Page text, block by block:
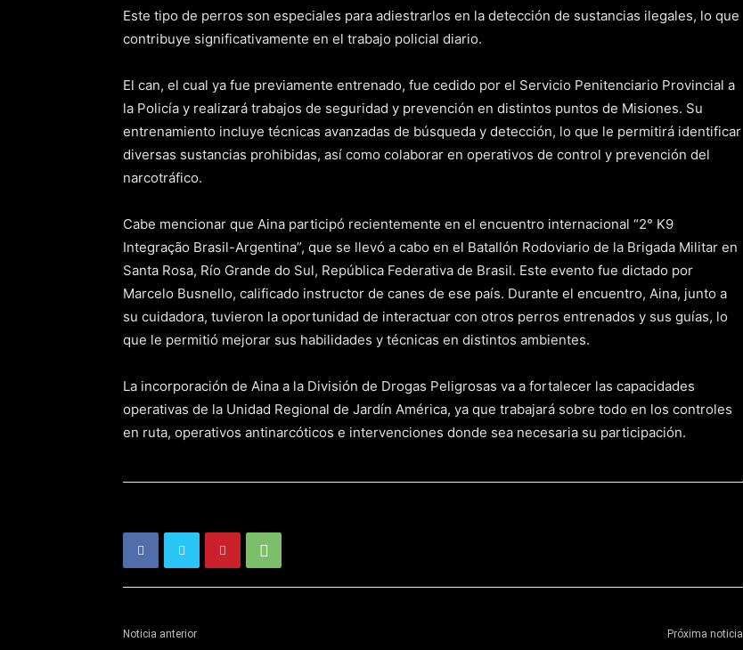
Este tipo de perros son especiales para adiestrarlos en la detección de sustancias ilegales, lo que
contribuye significativamente en el trabajo policial diario.
El can, el cual ya fue previamente entrenado, fue cedido por el Servicio Penitenciario Provincial a
la Policía y realizará trabajos de seguridad y prevención en distintos puntos de Misiones. Su
entrenamiento incluye técnicas avanzadas de búsqueda y detección, lo que le permitirá identificar
diversas sustancias prohibidas, así como colaborar en operativos de control y prevención del
narcotráfico.
Cabe mencionar que Aina participó recientemente en el encuentro internacional “2° K9
Integração Brasil-Argentina”, que se llevó a cabo en el Batallón Rodoviario de la Brigada Militar en
Santa Rosa, Río Grande do Sul, República Federativa de Brasil. Este evento fue dictado por
Marcelo Busnello, calificado instructor de canes de ese país. Durante el encuentro, Aina, junto a
su cuidadora, tuvieron la oportunidad de interactuar con otros perros entrenados y sus guías, lo
que le permitió mejorar sus habilidades y técnicas en distintos ambientes.
La incorporación de Aina a la División de Drogas Peligrosas va a fortalecer las capacidades
operativas de la Unidad Regional de Jardín América, ya que trabajará sobre todo en los controles
en ruta, operativos antinarcóticos e intervenciones donde sea necesaria su participación.
Noticia anterior Próxima noticia